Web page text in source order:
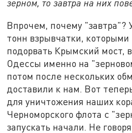
зерном, то завтра на них
Впрочем, почему "завтра"?
тонн взрывчатки,
подорвать Крымский мост,
Одессы именно на
потом после нескольких
доставили к нам. Вот
для уничтожения наших
Черноморского флота с
запускать начали. Не